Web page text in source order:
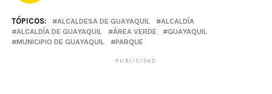
TÓPICOS: ALCALDESA DE GUAYAQUIL
ALCALDÍA
ALCALDÍA DE GUAYAQUIL
ÁREA VERDE
GUAYAQUIL
MUNICIPIO DE GUAYAQUIL
PARQUE
PUBLICIDAD